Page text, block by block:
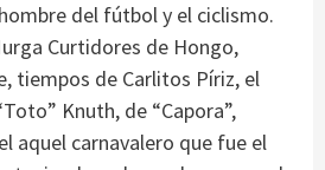
del fútbol y el ciclismo.
Curtidores de Hongo,
tiempos de Carlitos Píriz, el
Knuth, de “Capora”,
aquel carnavalero que fue el